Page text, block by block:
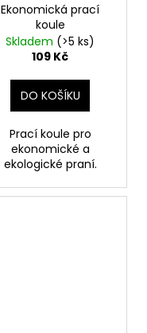
Ekonomická prací
koule
Skladem (>5 ks)
109 Kč
DO KOŠÍKU
Prací koule pro
ekonomické a
ekologické praní.